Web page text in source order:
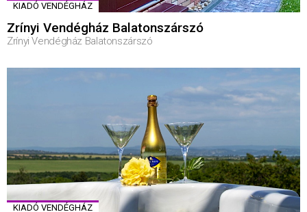
KIADÓ VENDÉGHÁZ
Zrínyi Vendégház Balatonszárszó
Zrínyi Vendégház Balatonszárszó
KIADÓ VENDÉGHÁZ